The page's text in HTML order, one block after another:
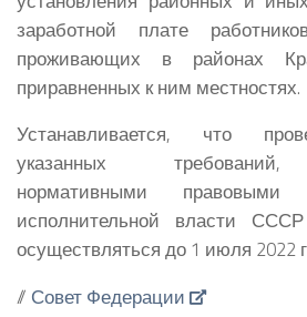
заработной плате
проживающих в районах
приравненных к ним местностях.
Устанавливается, что
указанных требований,
нормативными правовыми
исполнительной власти
осуществляться до 1 июля 2022
// Совет Федерации